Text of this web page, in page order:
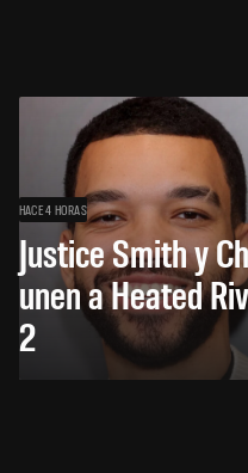
HACE 4 HORAS
Justice Smith y
unen a Heated
2